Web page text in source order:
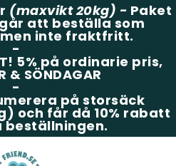
(maxvikt 20kg) - Paket
att beställa som
inte fraktfritt.
-
5% på ordinarie pris,
& SÖNDAGAR
-
på storsäck
och får då 10% rabatt
beställningen.